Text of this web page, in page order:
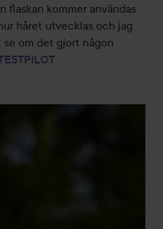
kommer användas
håret utvecklas och jag
om det gjort någon